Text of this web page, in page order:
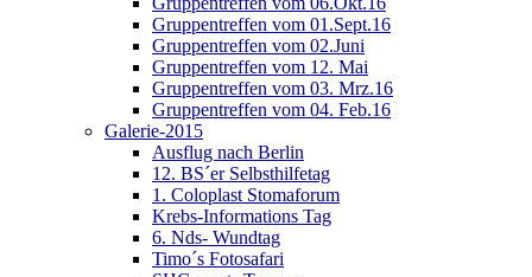
Gruppentreffen vom 01.Sept.16
Gruppentreffen vom 02.Juni
Gruppentreffen vom 12. Mai
Gruppentreffen vom 03. Mrz.16
Gruppentreffen vom 04. Feb.16
Galerie-2015
Ausflug nach Berlin
12. BS´er Selbsthilfetag
1. Coloplast Stomaforum
Krebs-Informations Tag
6. Nds- Wundtag
Timo´s Fotosafari